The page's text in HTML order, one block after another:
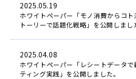
2025.05.19
ホワイトペーパー「モノ消費からコ
トーリーで話題化戦略」を公開しまし
2025.04.08
ホワイトペーパー「レシートデータ
ティング実践」を公開しました。